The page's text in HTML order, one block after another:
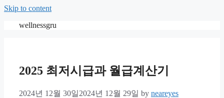
Skip to content
wellnessgru
2025 최저시급과 월급계산기
2024년 12월 30일2024년 12월 29일 by neareyes